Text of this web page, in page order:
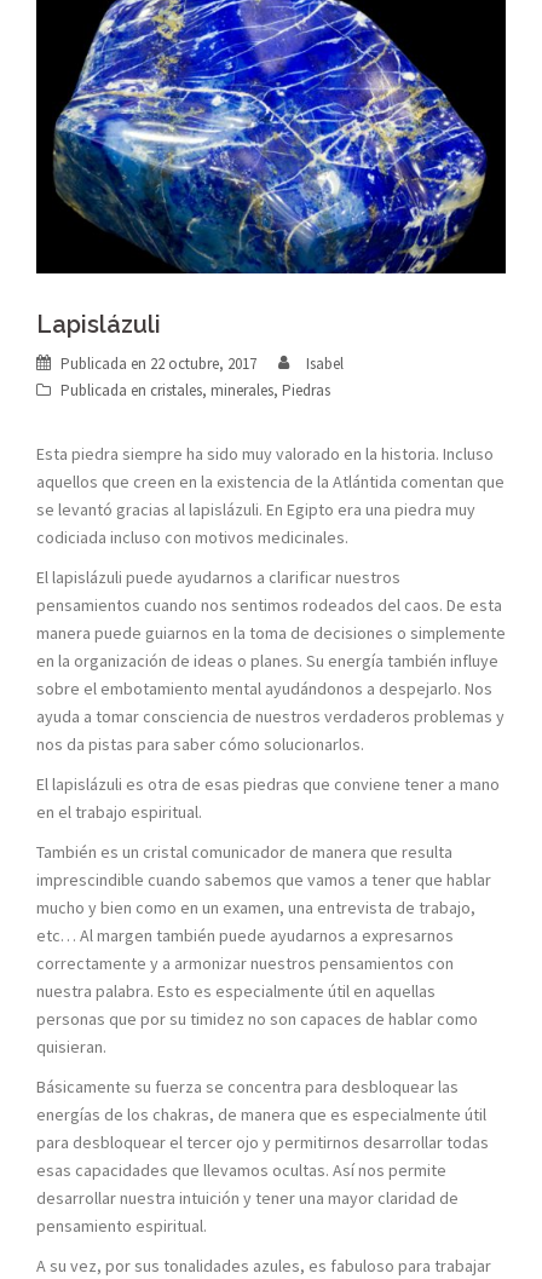
Lapislázuli
Publicada en 22 octubre, 2017
Isabel
Publicada en cristales, minerales, Piedras
Esta piedra siempre ha sido muy valorado en la historia. Incluso
aquellos que creen en la existencia de la Atlántida comentan que
se levantó gracias al lapislázuli. En Egipto era una piedra muy
codiciada incluso con motivos medicinales.
El lapislázuli puede ayudarnos a clarificar nuestros
pensamientos cuando nos sentimos rodeados del caos. De esta
manera puede guiarnos en la toma de decisiones o simplemente
en la organización de ideas o planes. Su energía también influye
sobre el embotamiento mental ayudándonos a despejarlo. Nos
ayuda a tomar consciencia de nuestros verdaderos problemas y
nos da pistas para saber cómo solucionarlos.
El lapislázuli es otra de esas piedras que conviene tener a mano
en el trabajo espiritual.
También es un cristal comunicador de manera que resulta
imprescindible cuando sabemos que vamos a tener que hablar
mucho y bien como en un examen, una entrevista de trabajo,
etc… Al margen también puede ayudarnos a expresarnos
correctamente y a armonizar nuestros pensamientos con
nuestra palabra. Esto es especialmente útil en aquellas
personas que por su timidez no son capaces de hablar como
quisieran.
Básicamente su fuerza se concentra para desbloquear las
energías de los chakras, de manera que es especialmente útil
para desbloquear el tercer ojo y permitirnos desarrollar todas
esas capacidades que llevamos ocultas. Así nos permite
desarrollar nuestra intuición y tener una mayor claridad de
pensamiento espiritual.
A su vez, por sus tonalidades azules, es fabuloso para trabajar